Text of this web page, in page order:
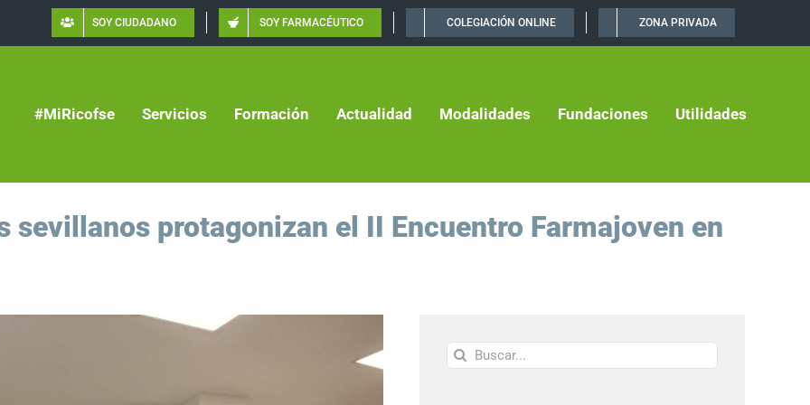
SOY CIUDADANO SOY FARMACÉUTICO COLEGIACIÓN ONLINE ZONA PRIVADA
#MiRicofse Servicios Formación Actualidad Modalidades Fundaciones Utilidades
sevillanos protagonizan el II Encuentro Farmajoven en
Buscar: